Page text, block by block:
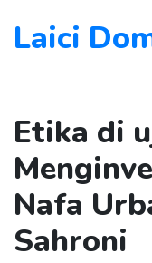
Laici
Etika di
Nafa
Sahroni